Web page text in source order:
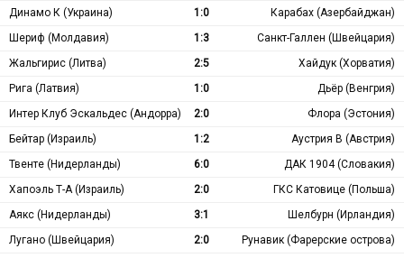
Динамо К (Украина)
1:0
Карабах (Азербайджан)
Шериф (Молдавия)
1:3
Санкт-Галлен (Швейцария)
Жальгирис (Литва)
2:5
Хайдук (Хорватия)
Рига (Латвия)
1:0
Дьёр (Венгрия)
Интер Клуб Эскальдес (Андорра)
2:0
Флора (Эстония)
Бейтар (Израиль)
1:2
Аустрия В (Австрия)
Твенте (Нидерланды)
6:0
ДАК 1904 (Словакия)
Хапоэль Т-А (Израиль)
2:0
ГКС Катовице (Польша)
Аякс (Нидерланды)
3:1
Шелбурн (Ирландия)
Лугано (Швейцария)
2:0
Рунавик (Фарерские острова)